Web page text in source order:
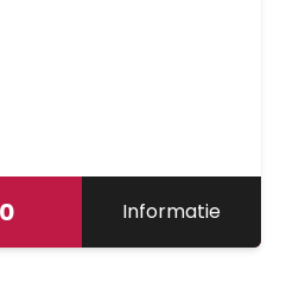
Informatie